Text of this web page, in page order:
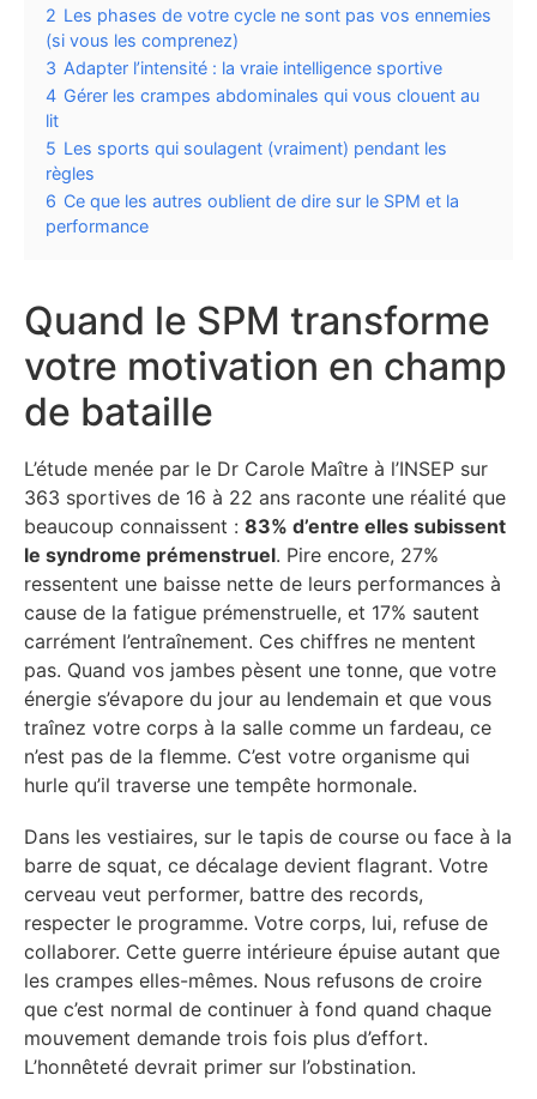
2 Les phases de votre cycle ne sont pas vos ennemies
(si vous les comprenez)
3 Adapter l’intensité : la vraie intelligence sportive
4 Gérer les crampes abdominales qui vous clouent au
lit
5 Les sports qui soulagent (vraiment) pendant les
règles
6 Ce que les autres oublient de dire sur le SPM et la
performance
Quand le SPM transforme
votre motivation en champ
de bataille
L’étude menée par le Dr Carole Maître à l’INSEP sur
363 sportives de 16 à 22 ans raconte une réalité que
beaucoup connaissent : 83% d’entre elles subissent
le syndrome prémenstruel. Pire encore, 27%
ressentent une baisse nette de leurs performances à
cause de la fatigue prémenstruelle, et 17% sautent
carrément l’entraînement. Ces chiffres ne mentent
pas. Quand vos jambes pèsent une tonne, que votre
énergie s’évapore du jour au lendemain et que vous
traînez votre corps à la salle comme un fardeau, ce
n’est pas de la flemme. C’est votre organisme qui
hurle qu’il traverse une tempête hormonale.
Dans les vestiaires, sur le tapis de course ou face à la
barre de squat, ce décalage devient flagrant. Votre
cerveau veut performer, battre des records,
respecter le programme. Votre corps, lui, refuse de
collaborer. Cette guerre intérieure épuise autant que
les crampes elles-mêmes. Nous refusons de croire
que c’est normal de continuer à fond quand chaque
mouvement demande trois fois plus d’effort.
L’honnêteté devrait primer sur l’obstination.